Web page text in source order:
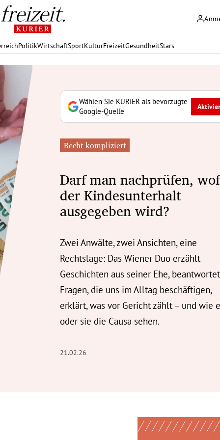
PolitikWirtschaftSportKulturFreizeitGesundheitStars
Wählen Sie KURIER als bevorzugte
Google-Quelle
Recht kompliziert
Darf man nachprüfen,
der Kindesunterhalt
ausgegeben wird?
Zwei Anwälte, zwei Ansichten, eine
Rechtslage: Das Wiener Duo erzählt
Geschichten aus seiner Ehe, beantwortet
Fragen, die uns im Alltag beschäftigen,
erklärt, was vor Gericht zählt – und wie
oder sie die Causa sehen.
21.02.26